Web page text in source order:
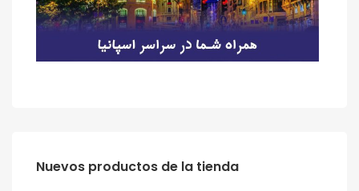
‫‪Nuevos‬‬ ‫‪productos‬‬ ‫‪de‬‬ ‫‪la‬‬ ‫‪tienda‬‬